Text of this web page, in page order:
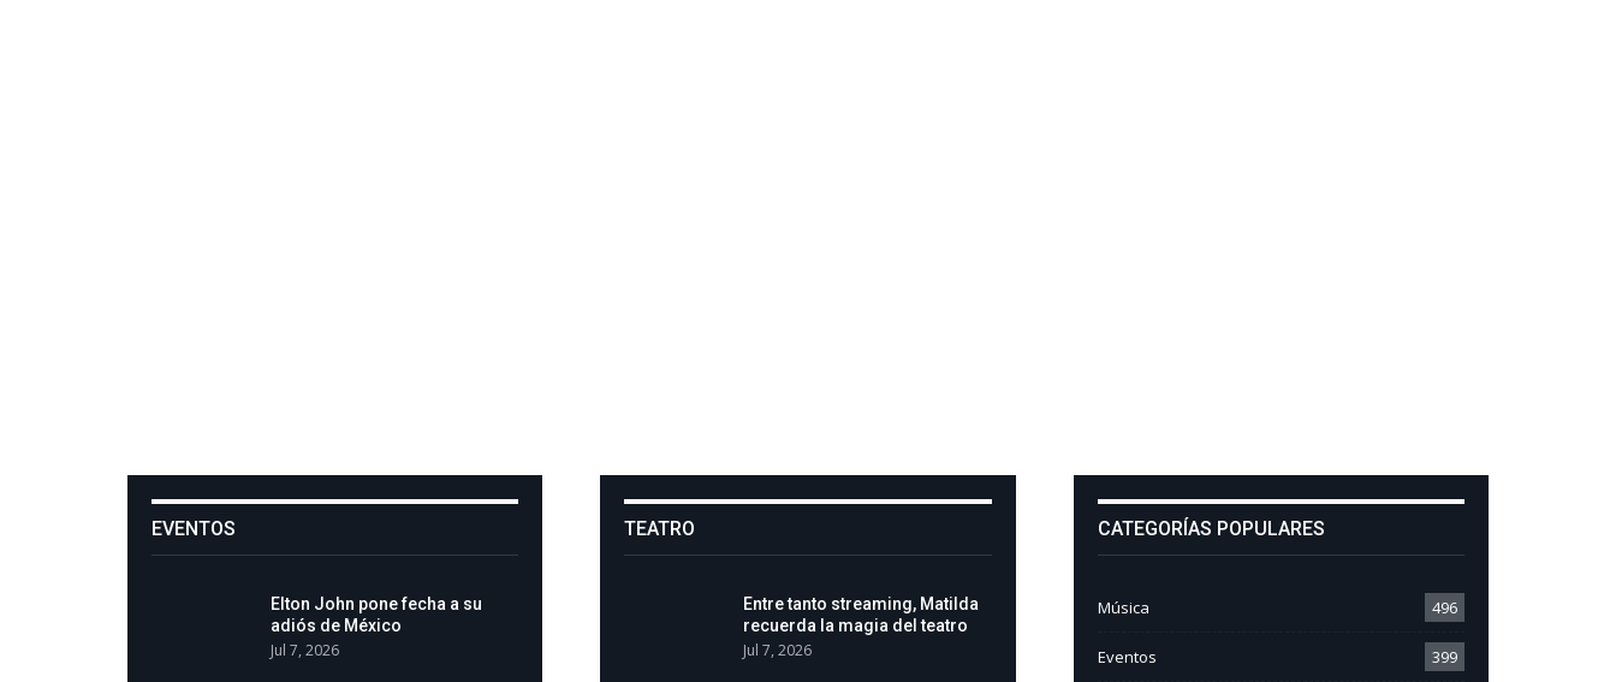
EVENTOS
Elton John pone fecha a su
adiós de México
Jul 7, 2026
TEATRO
Entre tanto streaming, Matilda
recuerda la magia del teatro
Jul 7, 2026
CATEGORÍAS POPULARES
Música 496
Eventos 399